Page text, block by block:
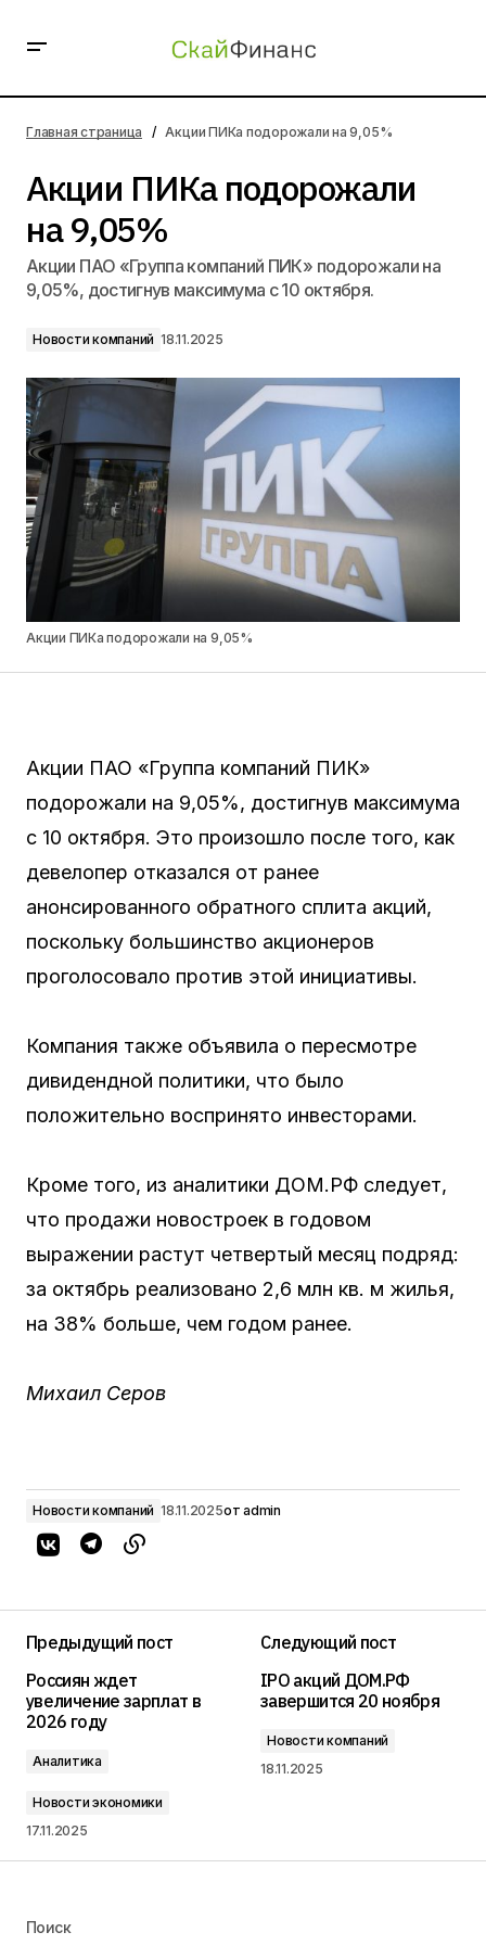
Главная страница Акции ПИКа подорожали на 9,05%
Акции ПИКа подорожали
на 9,05%
Акции ПАО «Группа компаний ПИК» подорожали на
9,05%, достигнув максимума с 10 октября.
Новости компаний 18.11.2025
Акции ПИКа подорожали на 9,05%
Акции ПАО «Группа компаний ПИК»
подорожали на 9,05%, достигнув максимума
с 10 октября. Это произошло после того, как
девелопер отказался от ранее
анонсированного обратного сплита акций,
поскольку большинство акционеров
проголосовало против этой инициативы.
Компания также объявила о пересмотре
дивидендной политики, что было
положительно воспринято инвесторами.
Кроме того, из аналитики ДОМ.РФ следует,
что продажи новостроек в годовом
выражении растут четвертый месяц подряд:
за октябрь реализовано 2,6 млн кв. м жилья,
на 38% больше, чем годом ранее.
Михаил Серов
Новости компаний 18.11.2025от admin
Предыдущий пост
Россиян ждет
увеличение зарплат в
2026 году
Аналитика
Новости экономики
17.11.2025
Следующий пост
IPO акций ДОМ.РФ
завершится 20 ноября
Новости компаний
18.11.2025
Поиск